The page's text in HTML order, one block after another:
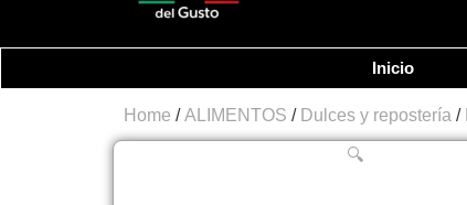
Inicio
Home /ALIMENTOS / Dulces y repostería /
🔍